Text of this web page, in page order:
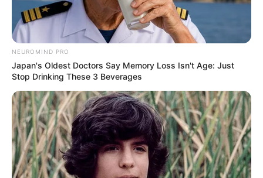
NEUROMIND PRO
Japan's Oldest Doctors Say Memory Loss Isn't Age: Just
Stop Drinking These 3 Beverages